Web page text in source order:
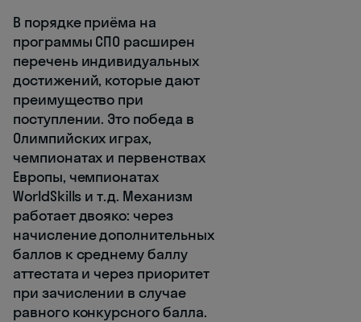
В порядке приёма на
программы СПО расширен
перечень индивидуальных
достижений, которые дают
преимущество при
поступлении. Это победа в
Олимпийских играх,
чемпионатах и первенствах
Европы, чемпионатах
WorldSkills и т.д. Механизм
работает двояко: через
начисление дополнительных
баллов к среднему баллу
аттестата и через приоритет
при зачислении в случае
равного конкурсного балла.